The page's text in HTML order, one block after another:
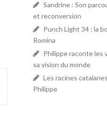
Sandrine : Son
et reconversion
Punch Light 34 : la
Romina
Philippe raconte les
sa vision du monde
Les racines
Philippe